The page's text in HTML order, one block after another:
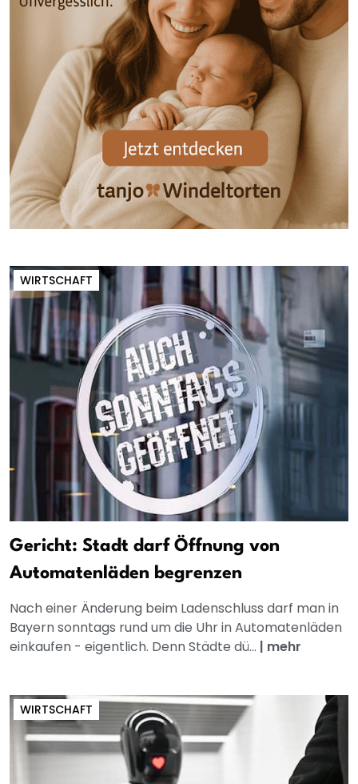
WIRTSCHAFT
Gericht: Stadt darf Öffnung von
Automatenläden begrenzen
Nach einer Änderung beim Ladenschluss darf man in
Bayern sonntags rund um die Uhr in Automatenläden
einkaufen - eigentlich. Denn Städte dü... | mehr
WIRTSCHAFT